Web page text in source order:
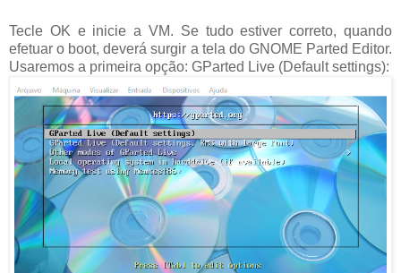
Tecle OK e inicie a VM. Se tudo estiver correto, quando
efetuar o boot, deverá surgir a tela do GNOME Parted Editor.
Usaremos a primeira opção: GParted Live (Default settings):